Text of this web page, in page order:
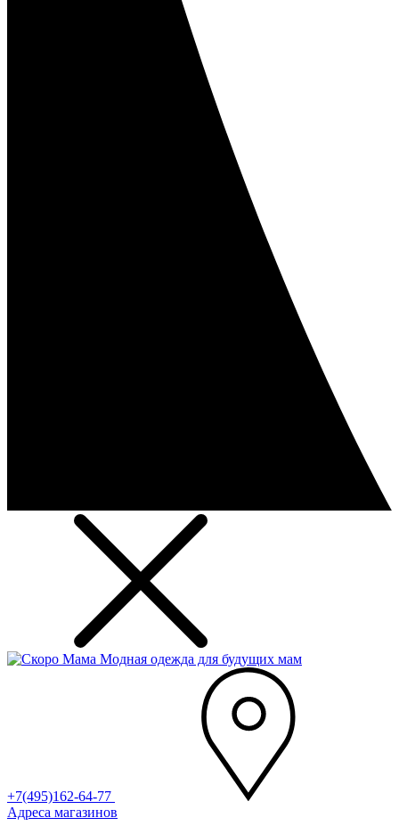
Модная одежда для будущих мам
+7(495)162-64-77
Адреса магазинов